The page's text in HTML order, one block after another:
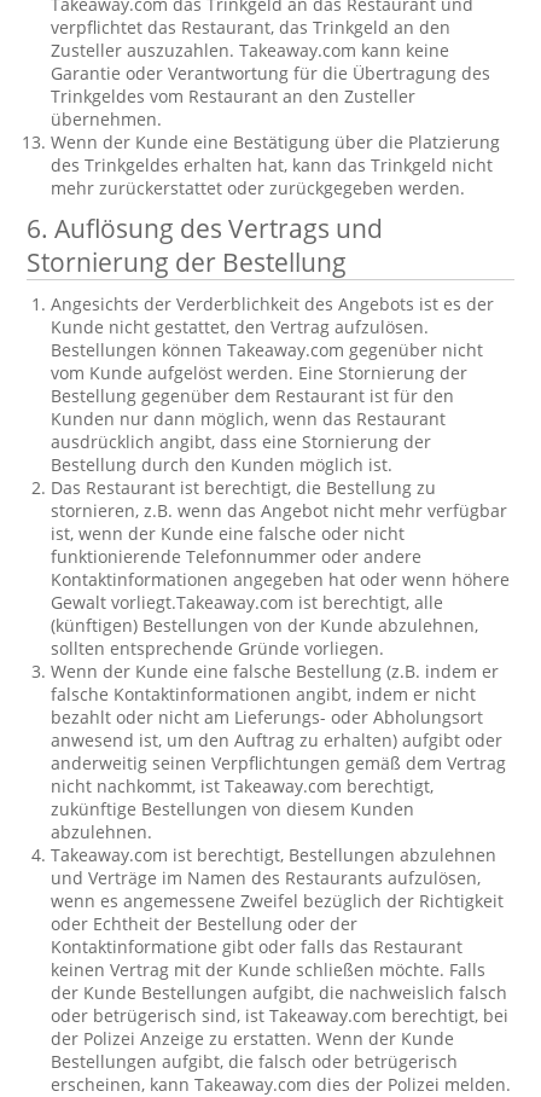
verpflichtet das Restaurant, das Trinkgeld an den
Zusteller auszuzahlen. Takeaway.com kann keine
Garantie oder Verantwortung für die Übertragung des
Trinkgeldes vom Restaurant an den Zusteller
übernehmen.
Wenn der Kunde eine Bestätigung über die Platzierung
des Trinkgeldes erhalten hat, kann das Trinkgeld nicht
mehr zurückerstattet oder zurückgegeben werden.
6. Auflösung des Vertrags und
Stornierung der Bestellung
Angesichts der Verderblichkeit des Angebots ist es der
Kunde nicht gestattet, den Vertrag aufzulösen.
Bestellungen können Takeaway.com gegenüber nicht
vom Kunde aufgelöst werden. Eine Stornierung der
Bestellung gegenüber dem Restaurant ist für den
Kunden nur dann möglich, wenn das Restaurant
ausdrücklich angibt, dass eine Stornierung der
Bestellung durch den Kunden möglich ist.
Das Restaurant ist berechtigt, die Bestellung zu
stornieren, z.B. wenn das Angebot nicht mehr verfügbar
ist, wenn der Kunde eine falsche oder nicht
funktionierende Telefonnummer oder andere
Kontaktinformationen angegeben hat oder wenn höhere
Gewalt vorliegt.Takeaway.com ist berechtigt, alle
(künftigen) Bestellungen von der Kunde abzulehnen,
sollten entsprechende Gründe vorliegen.
Wenn der Kunde eine falsche Bestellung (z.B. indem er
falsche Kontaktinformationen angibt, indem er nicht
bezahlt oder nicht am Lieferungs- oder Abholungsort
anwesend ist, um den Auftrag zu erhalten) aufgibt oder
anderweitig seinen Verpflichtungen gemäß dem Vertrag
nicht nachkommt, ist Takeaway.com berechtigt,
zukünftige Bestellungen von diesem Kunden
abzulehnen.
Takeaway.com ist berechtigt, Bestellungen abzulehnen
und Verträge im Namen des Restaurants aufzulösen,
wenn es angemessene Zweifel bezüglich der Richtigkeit
oder Echtheit der Bestellung oder der
Kontaktinformatione gibt oder falls das Restaurant
keinen Vertrag mit der Kunde schließen möchte. Falls
der Kunde Bestellungen aufgibt, die nachweislich falsch
oder betrügerisch sind, ist Takeaway.com berechtigt, bei
der Polizei Anzeige zu erstatten. Wenn der Kunde
Bestellungen aufgibt, die falsch oder betrügerisch
erscheinen, kann Takeaway.com dies der Polizei melden.